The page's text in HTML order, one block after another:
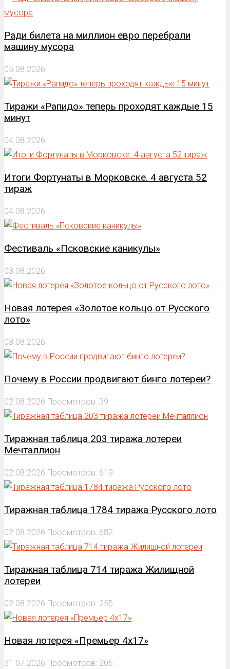
Ради билета на миллион евро перебрали
машину мусора
05.08.2026
Тиражи «Рапидо» теперь проходят каждые 15
минут
04.08.2026
Итоги Фортунаты в Морковске. 4 августа 52
тираж
04.08.2026
Фестиваль «Псковские каникулы»
03.08.2026
Новая лотерея «Золотое кольцо от Русского
лото»
03.08.2026
Почему в России продвигают бинго лотереи?
02.08.2026 Просмотров: 39
Тиражная таблица 203 тиража лотереи
Мечталлион
02.08.2026 Просмотров: 619
Тиражная таблица 1784 тиража Русского лото
02.08.2026 Просмотров: 682
Тиражная таблица 714 тиража Жилищной
лотереи
02.08.2026 Просмотров: 255
Новая лотерея «Премьер 4х17»
31.07.2026 Просмотров: 206